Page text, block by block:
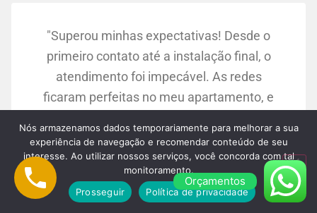
"Superou minhas expectativas! Desde o
primeiro contato até a instalação final, o
atendimento foi impecável. As redes
ficaram perfeitas no meu apartamento, e
sabendo que meus filhos estão seguros."
Maria Silva:
Osasco/SPOrçamentos
Nós armazenamos dados temporariamente para melhorar a sua
experiência de navegação e recomendar conteúdo de seu
interesse. Ao utilizar nossos serviços, você concorda com tal
monitoramento.
Prosseguir
Política de privacidade